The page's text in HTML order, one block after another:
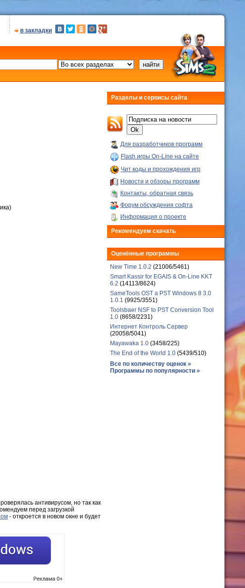
в закладки
антивирусом, но так как
перед загрузкой
- откроется в новом окне и будет
Разделы и сервисы сайта
Для разработчиков программ
Flash игры On-Line на сайте
Чит коды и прохождения игр
Новости и обзоры программ
Контакты, обратная связь
Форум обсуждения софта
Информация о проекте
Рекомендуем скачать
Оценённые программы
New Time 1.0.2 (21006/5461)
Smart Kassir for EGAIS & On-Line KKT
6.2 (14113/8624)
SameTools OST a PST Windows 8 3.0
1.0.1 (9925/3551)
Toolsbaer NSF to PST Conversion Tool
1.0 (8658/2231)
Интернет Контроль Сервер
(20058/5041)
Mayawaka 1.0 (3458/225)
The End of the World 1.0 (5439/510)
Все по количеству оценок »
Программы по популярности »